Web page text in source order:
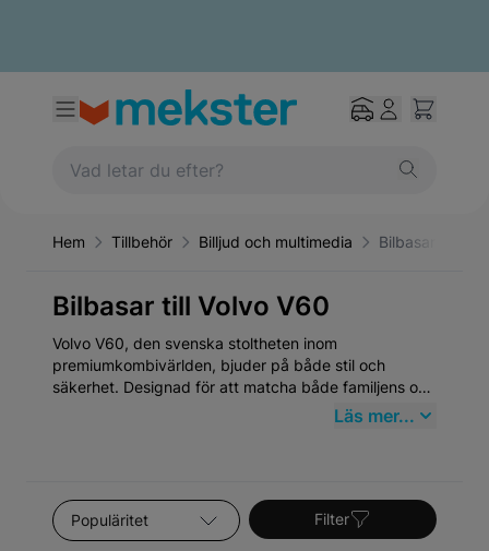
Hem Tillbehör Billjud och multimedia Bilbasar
Bilbasar till Volvo V60
Volvo V60, den svenska stoltheten inom
premiumkombivärlden, bjuder på både stil och
säkerhet. Designad för att matcha både familjens och
förarens behov, detta fordon framhäver innovation
dig om att din V60 alltid presterar på topp.
Läs mer...
Sortera efter Filter